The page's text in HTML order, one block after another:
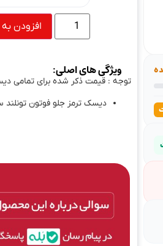
افزودن
ویژگی های اصلی:
توجه : قیمت ذکر شده برای تمامی
دیسک ترمز جلو فوتون تونلند